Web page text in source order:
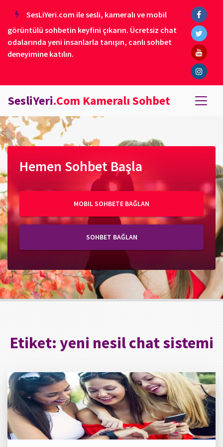
SesLiYeri.com ile sesli, kameralı ve mobil
görüntülü sohbetin keyfini çıkarın. Ücretsiz chat
odalarında yeni insanlarla tanışın, canlı sohbet
deneyimine katılın.
SesliYeri.Com Kameralı Sohbet
Hemen Sohbet Başla
MOBIL SOHBETE BAĞLAN
SOHBET BAĞLAN
Etiket: yeni nesil chat sistemi